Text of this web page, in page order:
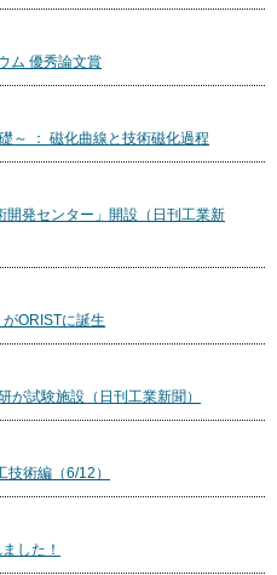
ム 優秀論文賞
～ ： 磁化曲線と技術磁化過程
開発センター」開設（日刊工業新
がORISTに誕生
が試験施設（日刊工業新聞）
術編（6/12）
した！